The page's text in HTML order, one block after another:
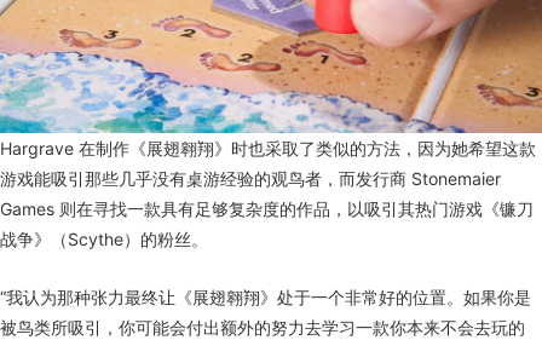
Hargrave 在制作《展翅翱翔》时也采取了类似的方法，因为她希望这款
游戏能吸引那些几乎没有桌游经验的观鸟者，而发行商 Stonemaier
Games 则在寻找一款具有足够复杂度的作品，以吸引其热门游戏《镰刀
战争》（Scythe）的粉丝。
“我认为那种张力最终让《展翅翱翔》处于一个非常好的位置。如果你是
被鸟类所吸引，你可能会付出额外的努力去学习一款你本来不会去玩的